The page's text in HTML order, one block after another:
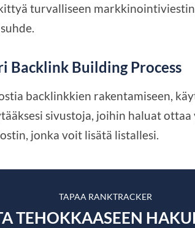
turvalliseen
Backlink Building Process
backlinkkien rakentamiseen,
sivustoja, joihin haluat
jonka voit lisätä listallesi.
TAPAA RANKTRACKER
TEHOKKAASEEN